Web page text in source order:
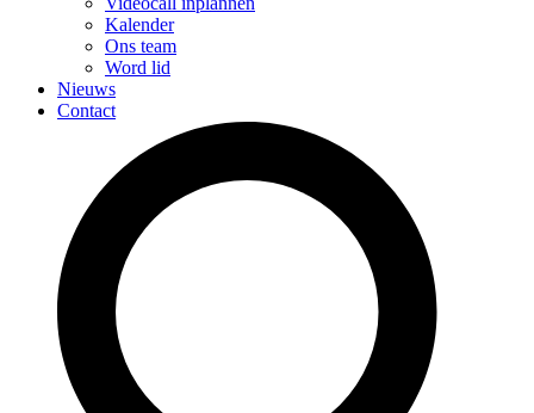
Kalender
Ons team
Word lid
Nieuws
Contact